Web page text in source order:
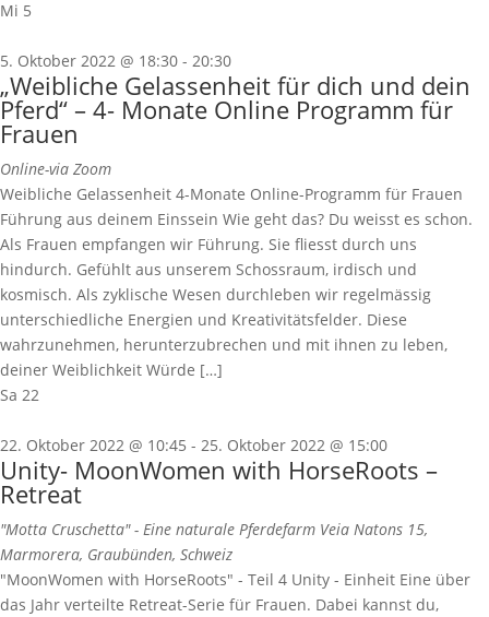
Mi 5
5. Oktober 2022 @ 18:30 - 20:30
„Weibliche Gelassenheit für dich und dein
Pferd“ – 4- Monate Online Programm für
Frauen
Online-via Zoom
Weibliche Gelassenheit 4-Monate Online-Programm für Frauen
Führung aus deinem Einssein Wie geht das? Du weisst es schon.
Als Frauen empfangen wir Führung. Sie fliesst durch uns
hindurch. Gefühlt aus unserem Schossraum, irdisch und
kosmisch. Als zyklische Wesen durchleben wir regelmässig
unterschiedliche Energien und Kreativitätsfelder. Diese
wahrzunehmen, herunterzubrechen und mit ihnen zu leben,
deiner Weiblichkeit Würde […]
Sa 22
22. Oktober 2022 @ 10:45 - 25. Oktober 2022 @ 15:00
Unity- MoonWomen with HorseRoots –
Retreat
"Motta Cruschetta" - Eine naturale Pferdefarm Veia Natons 15,
Marmorera, Graubünden, Schweiz
"MoonWomen with HorseRoots" - Teil 4 Unity - Einheit Eine über
das Jahr verteilte Retreat-Serie für Frauen. Dabei kannst du,